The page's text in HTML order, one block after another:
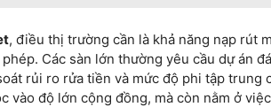
, điều thị trường cần là khả năng nạp rút
Các sàn lớn thường yêu cầu dự án
rủi ro rửa tiền và mức độ phi tập trung
vào độ lớn cộng đồng, mà còn nằm ở